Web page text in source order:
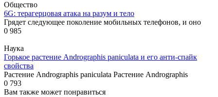
Общество
6G: терагерцовая атака на разум и тело
Грядет следующее поколение мобильных телефонов, и оно
0 985
Наука
Горькое растение Andrographis paniculata и его анти-спайк
свойства
Растение Andrographis paniculata Растение Andrographis
0 793
Вам также может понравиться